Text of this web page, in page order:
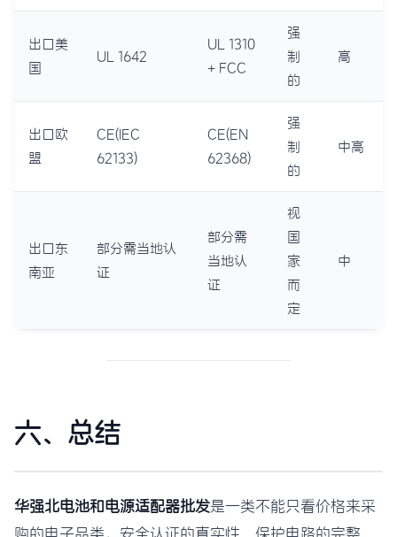
出口美
国
UL 1642
UL 1310
+ FCC
强
制
的
高
出口欧
盟
CE(IEC
62133)
CE(EN
62368)
强
制
的
中高
出口东
南亚
部分需当地认
证
部分需
当地认
证
视
国
家
而
定
中
六、总结
华强北电池和电源适配器批发是一类不能只看价格来采